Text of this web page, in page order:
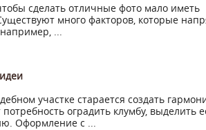
сделать отличные фото мало иметь
много факторов, которые
...
участке старается создать
оградить клумбу, выделить
Оформление с ...